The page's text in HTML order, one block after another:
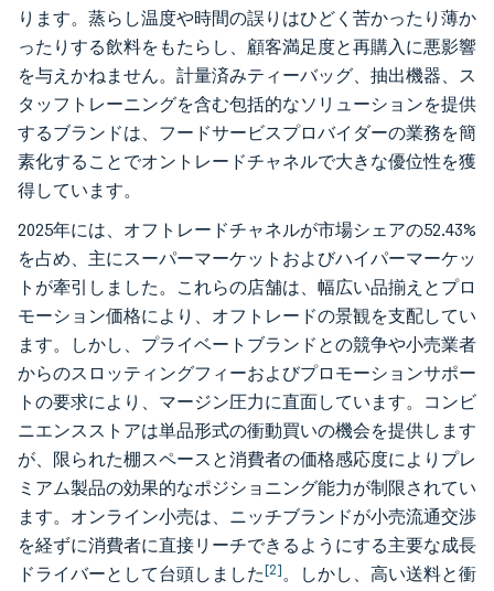
ります。蒸らし温度や時間の誤りはひどく苦かったり薄か
ったりする飲料をもたらし、顧客満足度と再購入に悪影響
を与えかねません。計量済みティーバッグ、抽出機器、ス
タッフトレーニングを含む包括的なソリューションを提供
するブランドは、フードサービスプロバイダーの業務を簡
素化することでオントレードチャネルで大きな優位性を獲
得しています。
2025年には、オフトレードチャネルが市場シェアの52.43%
を占め、主にスーパーマーケットおよびハイパーマーケッ
トが牽引しました。これらの店舗は、幅広い品揃えとプロ
モーション価格により、オフトレードの景観を支配してい
ます。しかし、プライベートブランドとの競争や小売業者
からのスロッティングフィーおよびプロモーションサポー
トの要求により、マージン圧力に直面しています。コンビ
ニエンスストアは単品形式の衝動買いの機会を提供します
が、限られた棚スペースと消費者の価格感応度によりプレ
ミアム製品の効果的なポジショニング能力が制限されてい
ます。オンライン小売は、ニッチブランドが小売流通交渉
を経ずに消費者に直接リーチできるようにする主要な成長
ドライバーとして台頭しました[2]。しかし、高い送料と衝